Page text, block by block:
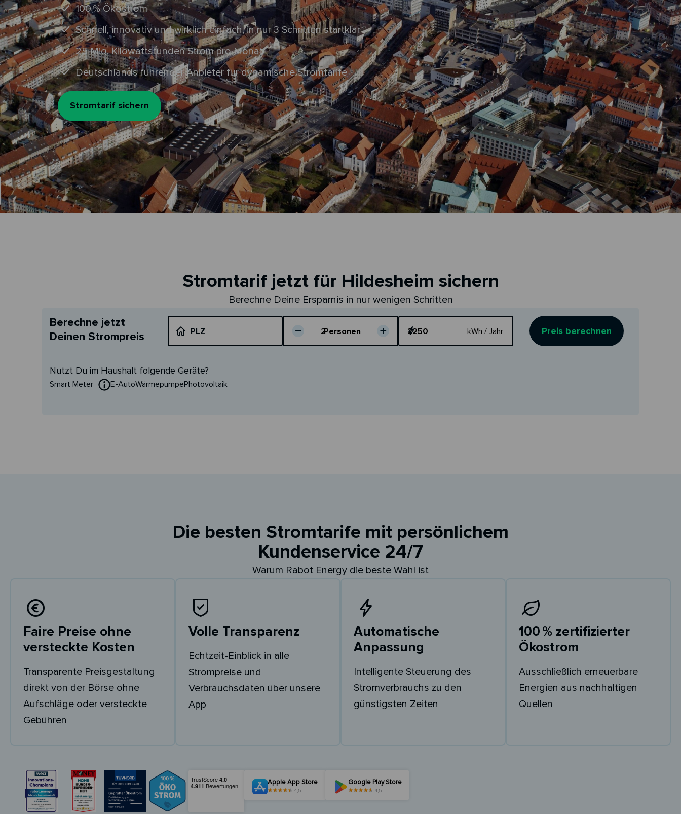
100 % Ökostrom
Schnell, innovativ und wirklich einfach, in nur 3 Schritten startklar
25 Mio. Kilowattstunden Strom pro Monat
Deutschlands führender Anbieter für dynamische Stromtarife
Stromtarif sichern
Stromtarif jetzt für Hildesheim sichern
Berechne Deine Ersparnis in nur wenigen Schritten
Berechne jetzt
Deinen Strompreis
PLZ 2Personen
Dein Verbrauch
kWh / Jahr
Nutzt Du im Haushalt folgende Geräte?
Smart Meter E-AutoWärmepumpePhotovoltaik
Preis berechnen
Die besten Stromtarife mit persönlichem
Kundenservice 24/7
Warum Rabot Energy die beste Wahl ist
Faire Preise ohne
versteckte Kosten
Transparente Preisgestaltung
direkt von der Börse ohne
Aufschläge oder versteckte
Gebühren
Volle Transparenz
Echtzeit-Einblick in alle
Strompreise und
Verbrauchsdaten über unsere
App
Automatische
Anpassung
Intelligente Steuerung des
Stromverbrauchs zu den
günstigsten Zeiten
100 % zertifizierter
Ökostrom
Ausschließlich erneuerbare
Energien aus nachhaltigen
Quellen
Apple App Store
4,5
Google Play Store
4,5